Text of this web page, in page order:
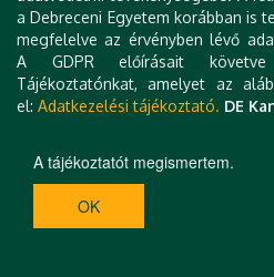
a Debreceni Egyetem korábban is
megfelelve az érvényben lévő
A GDPR előírásait követve
Tájékoztatónkat, amelyet az
el: Adatkezelési tájékoztató. DE
A tájékoztatót megismertem.
OK